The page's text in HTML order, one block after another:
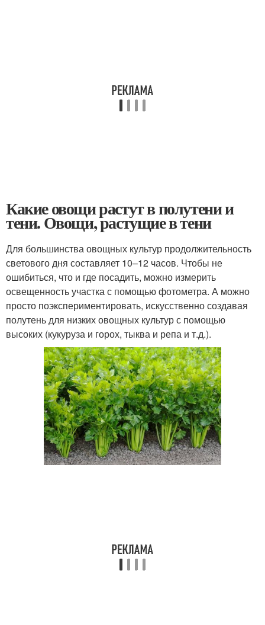
Какие овощи растут в полутени и
тени. Овощи, растущие в тени
Для большинства овощных культур продолжительность
светового дня составляет 10–12 часов. Чтобы не
ошибиться, что и где посадить, можно измерить
освещенность участка с помощью фотометра. А можно
просто поэкспериментировать, искусственно создавая
полутень для низких овощных культур с помощью
высоких (кукуруза и горох, тыква и репа и т.д.).